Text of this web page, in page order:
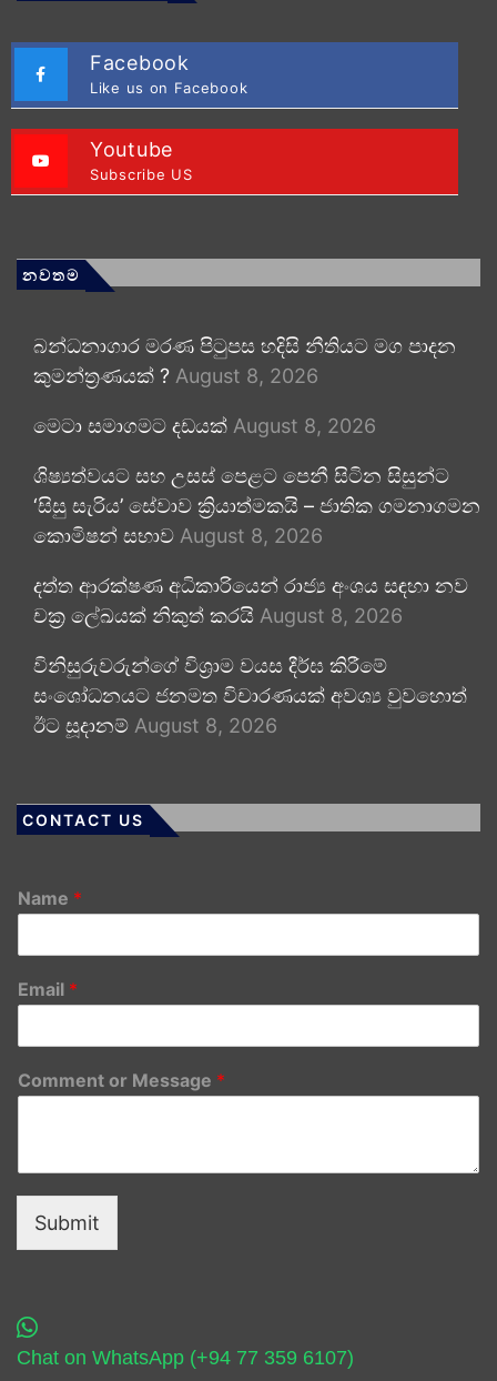
Facebook
Like us on Facebook
Youtube
Subscribe US
නවතම
බන්ධනාගාර මරණ පිටුපස හදිසි නීතියට මග පාදන
කුමන්ත්‍රණයක් ? August 8, 2026
මෙටා සමාගමට දඩයක් August 8, 2026
ශිෂ්‍යත්වයට සහ උසස් පෙළට පෙනී සිටින සිසුන්ට
‘සිසු සැරිය’ සේවාව ක්‍රියාත්මකයි – ජාතික ගමනාගමන
කොමිෂන් සභාව August 8, 2026
දත්ත ආරක්ෂණ අධිකාරියෙන් රාජ්‍ය අංශය සඳහා නව
චක්‍ර ලේඛයක් නිකුත් කරයි August 8, 2026
විනිසුරුවරුන්ගේ විශ්‍රාම වයස දීර්ඝ කිරීමේ
සංශෝධනයට ජනමත විචාරණයක් අවශ්‍ය වුවහොත්
ඊට සූදානම් August 8, 2026
CONTACT US
Name *
Email *
Comment or Message *
Submit
Chat on WhatsApp (+94 77 359 6107)